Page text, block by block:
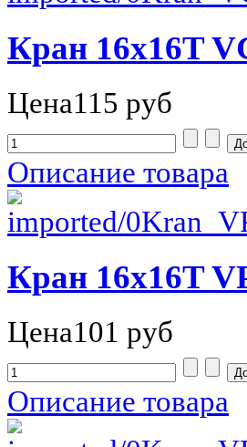
Кран 16х16T
Цена115 руб
Описание товара
Кран 16х16T
Цена101 руб
Описание товара